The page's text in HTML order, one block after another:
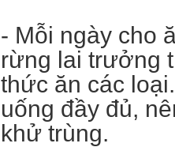
- Mỗi ngày cho
rừng lai trưởng
thức ăn các
uống đầy đủ,
khử trùng.